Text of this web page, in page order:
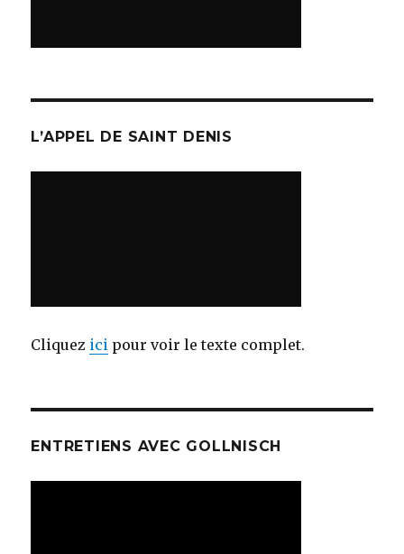
L’APPEL DE SAINT DENIS
Cliquez ici pour voir le texte complet.
ENTRETIENS AVEC GOLLNISCH